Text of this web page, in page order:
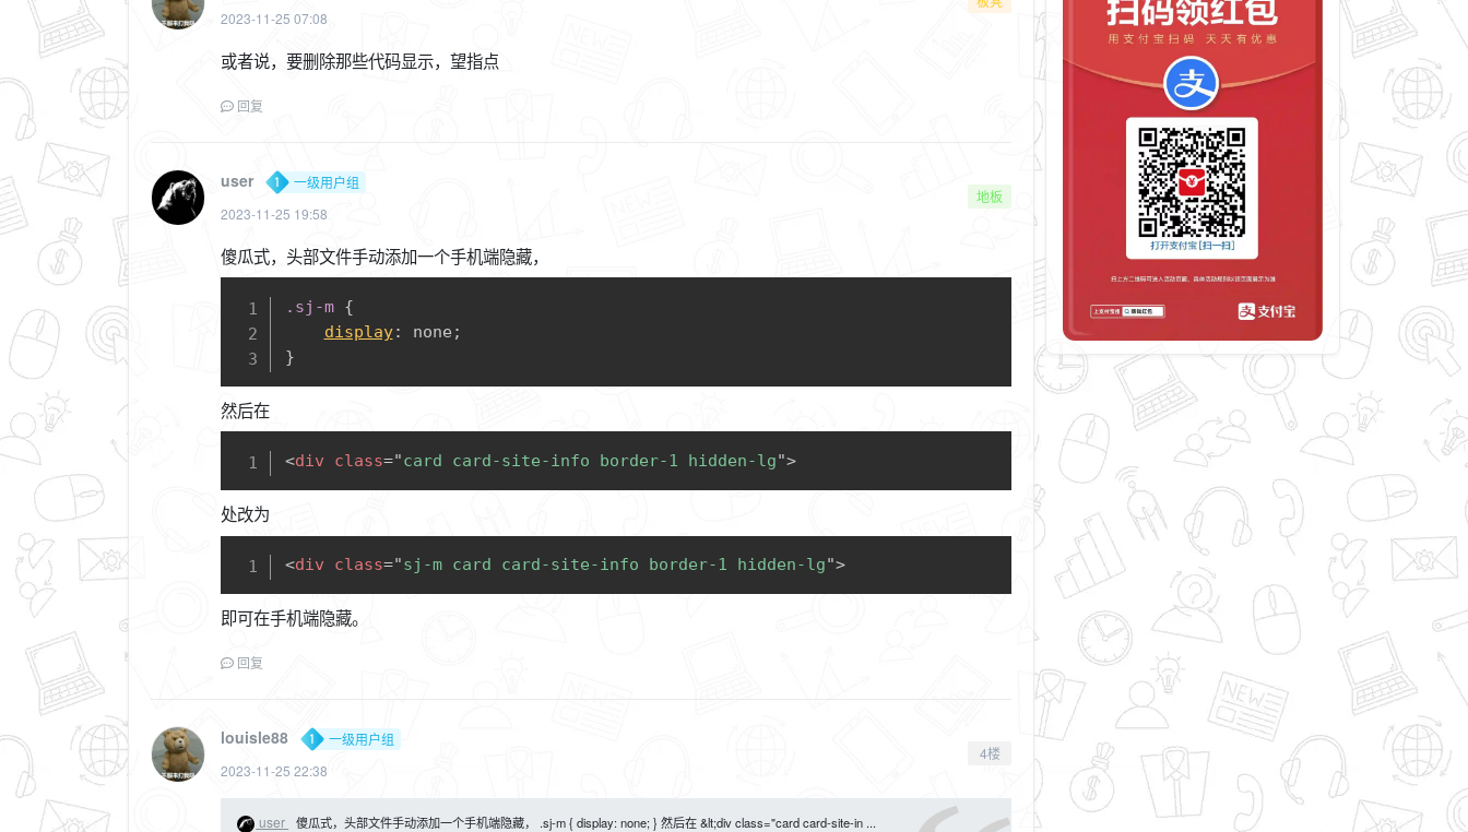
2023-11-25 07:08
或者说，要删除那些代码显示，望指点
回复
user
一级用户组
2023-11-25 19:58
地板
傻瓜式，头部文件手动添加一个手机端隐藏，
.sj-m {
display: none ;
}
然后在
<div class="card card-site-info border-1 hidden-lg">
处改为
<div class="sj-m card card-site-info border-1 hidden-lg">
即可在手机端隐藏。
回复
louisle88
一级用户组
2023-11-25 22:38
4楼
user 傻瓜式，头部文件手动添加一个手机端隐藏， .sj-m { display: none; } 然后在 &lt;div class="card card-site-in ...